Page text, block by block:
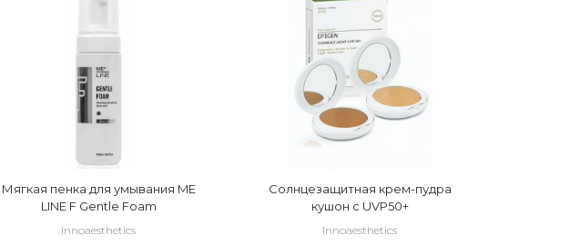
Мягкая пенка для умывания ME
LINE F Gentle Foam
Innoaesthetics
Солнцезащитная крем-пудра
кушон с UVP50+
Innoaesthetics